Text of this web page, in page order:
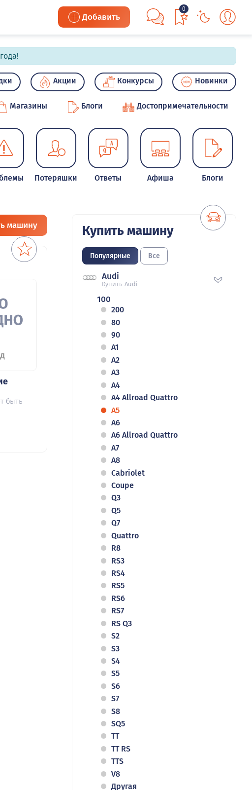
Добавить
0
Акции Конкурсы Новинки
Магазины Блоги Достопримечательности
Потеряшки Ответы Афиша Блоги
машину
быть
Купить машину
Популярные Все
Audi
Купить Audi
100
200
80
90
A1
A2
A3
A4
A4 Allroad Quattro
A5
A6
A6 Allroad Quattro
A7
A8
Cabriolet
Coupe
Q3
Q5
Q7
Quattro
R8
RS3
RS4
RS5
RS6
RS7
RS Q3
S2
S3
S4
S5
S6
S7
S8
SQ5
TT
TT RS
TTS
V8
Другая